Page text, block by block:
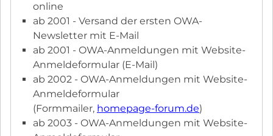
online
ab 2001 - Versand der ersten OWA-
Newsletter mit E-Mail
ab 2001 - OWA-Anmeldungen mit Website-
Anmeldeformular (E-Mail)
ab 2002 - OWA-Anmeldungen mit Website-
Anmeldeformular
(Formmailer, homepage-forum.de)
ab 2003 - OWA-Anmeldungen mit Website-